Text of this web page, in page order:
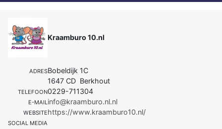
Kraamburo 10.nl
ADRESBobeldijk 1C
1647 CD Berkhout
TELEFOON0229-711304
E-MAILinfo@kraamburo.nl.nl
WEBSITEhttps://www.kraamburo10.nl/
SOCIAL MEDIA